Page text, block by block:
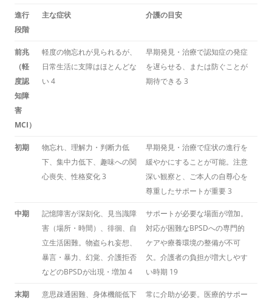
進行
段階
主な症状 介護の目安
前兆
（軽
度認
知障
害
MCI）
軽度の物忘れが見られるが、
日常生活に支障はほとんどな
い4
早期発見・治療で認知症の発症
を遅らせる、または防ぐことが
期待できる 3
初期
物忘れ、理解力・判断力低
下、集中力低下、趣味への関
心喪失、性格変化3
早期発見・治療で症状の進行を
緩やかにすることが可能。注意
深い観察と、ご本人の自尊心を
尊重したサポートが重要3
中期
記憶障害が深刻化、見当識障
害（場所・時間）、徘徊、自
立生活困難。物盗られ妄想、
暴言・暴力、幻覚、介護拒否
などのBPSDが出現・増加 4
サポートが必要な場面が増加。
対応が困難なBPSDへの専門的
ケアや療養環境の整備が不可
欠。介護者の負担が増大しやす
い時期 19
末期
意思疎通困難、身体機能低下
常に介助が必要。医療的サポー